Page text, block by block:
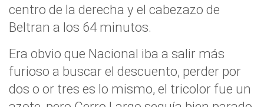
centro de la derecha y el cabezazo de
Beltran a los 64 minutos.
Era obvio que Nacional iba a salir más
furioso a buscar el descuento, perder por
dos o or tres es lo mismo, el tricolor fue un